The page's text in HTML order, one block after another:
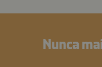
Nunca